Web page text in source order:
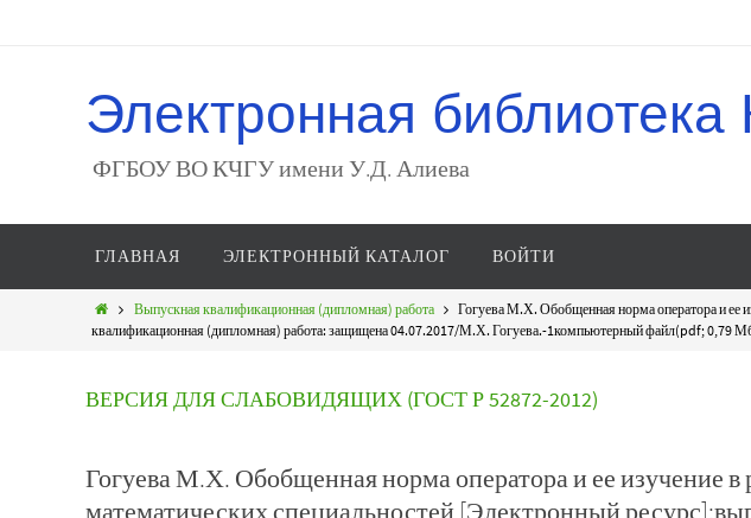
Электронная
ФГБОУ ВО КЧГУ имени У.Д. Алиева
ГЛАВНАЯ ЭЛЕКТРОННЫЙ КАТАЛОГ ВОЙТИ
Выпускная квалификационная (дипломная) работа
Гогуева М.Х. Обобщенная норма оператора и ее
квалификационная (дипломная) работа: защищена 04.07.2017/М.Х. Гогуева.-1компьютерный файл(pdf; 0,79
ВЕРСИЯ ДЛЯ СЛАБОВИДЯЩИХ (ГОСТ Р 52872-2012)
Гогуева М.Х. Обобщенная норма оператора и ее изучение в
математических специальностей [Электронный